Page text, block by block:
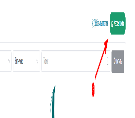
возможности)
в HelpDeskEddy
статуса
браузера